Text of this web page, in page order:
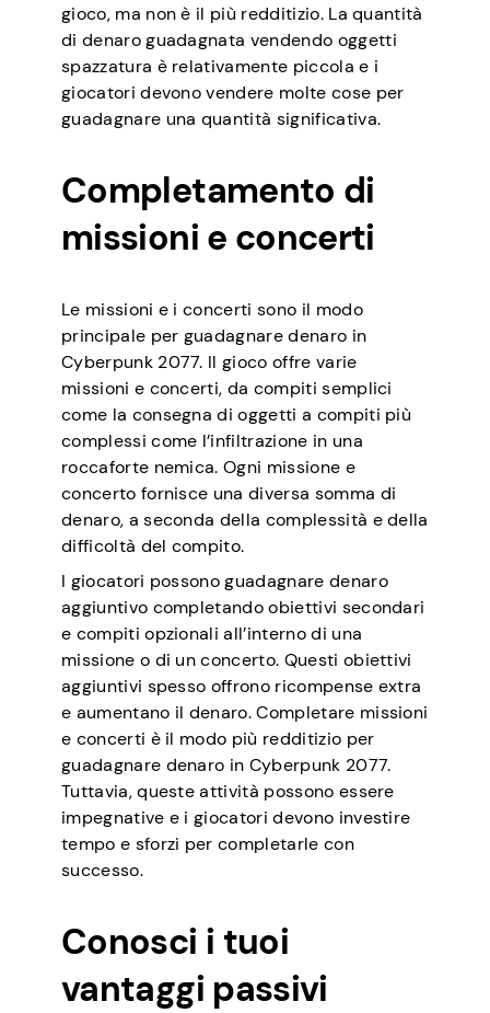
gioco, ma non è il più redditizio. La quantità
di denaro guadagnata vendendo oggetti
spazzatura è relativamente piccola e i
giocatori devono vendere molte cose per
guadagnare una quantità significativa.
Completamento di
missioni e concerti
Le missioni e i concerti sono il modo
principale per guadagnare denaro in
Cyberpunk 2077. Il gioco offre varie
missioni e concerti, da compiti semplici
come la consegna di oggetti a compiti più
complessi come l’infiltrazione in una
roccaforte nemica. Ogni missione e
concerto fornisce una diversa somma di
denaro, a seconda della complessità e della
difficoltà del compito.
I giocatori possono guadagnare denaro
aggiuntivo completando obiettivi secondari
e compiti opzionali all’interno di una
missione o di un concerto. Questi obiettivi
aggiuntivi spesso offrono ricompense extra
e aumentano il denaro. Completare missioni
e concerti è il modo più redditizio per
guadagnare denaro in Cyberpunk 2077.
Tuttavia, queste attività possono essere
impegnative e i giocatori devono investire
tempo e sforzi per completarle con
successo.
Conosci i tuoi
vantaggi passivi